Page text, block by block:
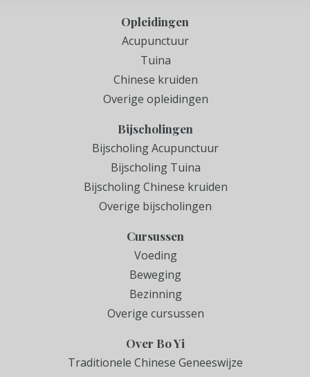
Opleidingen
Acupunctuur
Tuina
Chinese kruiden
Overige opleidingen
Bijscholingen
Bijscholing Acupunctuur
Bijscholing Tuina
Bijscholing Chinese kruiden
Overige bijscholingen
Cursussen
Voeding
Beweging
Bezinning
Overige cursussen
Over Bo Yi
Traditionele Chinese Geneeswijze